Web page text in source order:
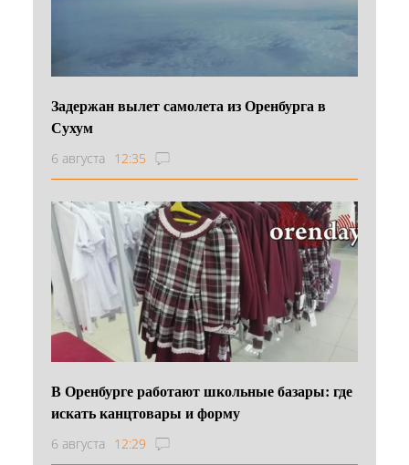
Задержан вылет самолета из Оренбурга в
Сухум
6 августа 12:35
В Оренбурге работают школьные базары: где
искать канцтовары и форму
6 августа 12:29